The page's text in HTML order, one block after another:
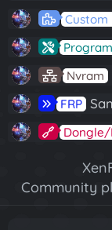
Custom
Nvram
FRP
Dongle/
Community